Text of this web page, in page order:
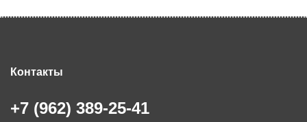
Контакты
+7 (962) 389-25-41